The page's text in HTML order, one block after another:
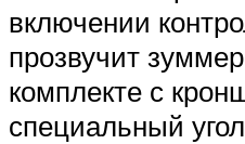
включении
прозвучит
комплекте с
специальный